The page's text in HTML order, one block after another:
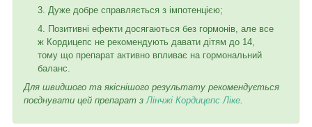
Дуже добре справляється з імпотенцією;
Позитивні ефекти досягаються без гормонів, але все
ж Кордицепс не рекомендують давати дітям до 14,
тому що препарат активно впливає на гормональний
баланс.
Для швидшого та якіснішого результату рекомендується
поєднувати цей препарат з Лінчжі Кордицепс Ліке